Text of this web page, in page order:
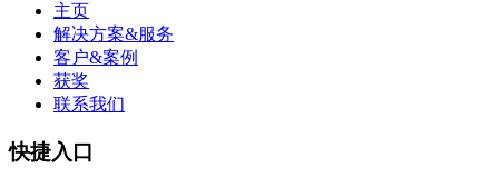
主页
解决方案&服务
客户&案例
获奖
联系我们
快捷入口